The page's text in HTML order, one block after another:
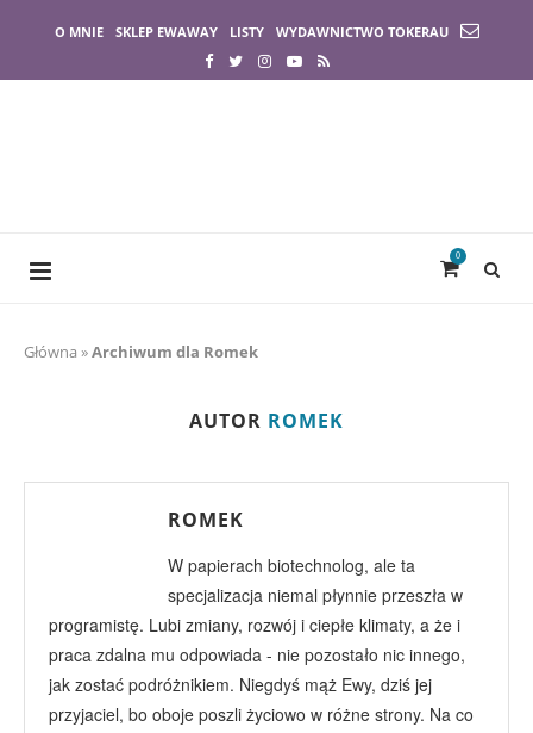
O MNIE SKLEP EWAWAY LISTY WYDAWNICTWO TOKERAU
0
Główna »Archiwum dla Romek
AUTOR ROMEK
ROMEK
W papierach biotechnolog, ale ta
specjalizacja niemal płynnie przeszła w
programistę. Lubi zmiany, rozwój i ciepłe klimaty, a że i
praca zdalna mu odpowiada - nie pozostało nic innego,
jak zostać podróżnikiem. Niegdyś mąż Ewy, dziś jej
przyjaciel, bo oboje poszli życiowo w różne strony. Na co